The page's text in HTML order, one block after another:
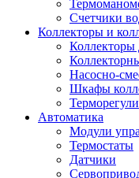
Счетчики
Коллекторы и
Коллекторы
Насосно-
Шкафы
Автоматика
Модули
Термостаты
Датчики